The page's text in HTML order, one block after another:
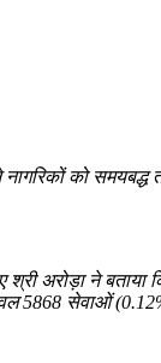
को
श्री अरोड़ा ने
5868 सेवाओं